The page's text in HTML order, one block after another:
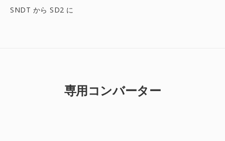
SNDT から SD2 に
専用コンバーター